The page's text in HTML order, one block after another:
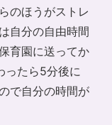
のほうがストレ
自分の自由時間
育園に送ってか
ったら5分後に
で自分の時間が